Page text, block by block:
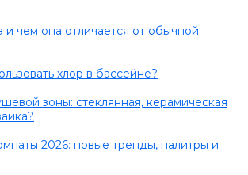
и чем она отличается от обычной
хлор в бассейне?
зоны: стеклянная, керамическая
2026: новые тренды, палитры и